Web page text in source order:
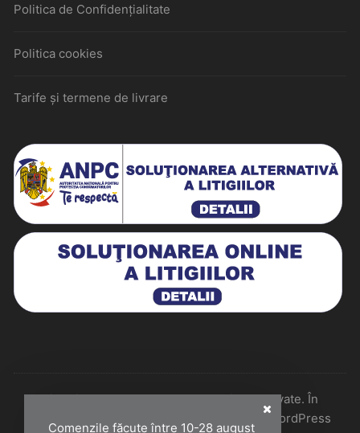
Comenzile făcute între 10-28 august
Politica de Confidențialitate
Politica cookies
Tarife și termene de livrare
Historiarum 2026 - Toate drepturile rezervate. În
colaborare cu Perfect Pixel & Mentenanță WordPress